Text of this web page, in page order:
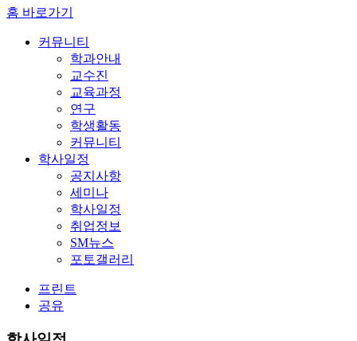
홈 바로가기
커뮤니티
학과안내
교수진
교육과정
연구
학생활동
커뮤니티
학사일정
공지사항
세미나
학사일정
취업정보
SM뉴스
포토갤러리
프린트
공유